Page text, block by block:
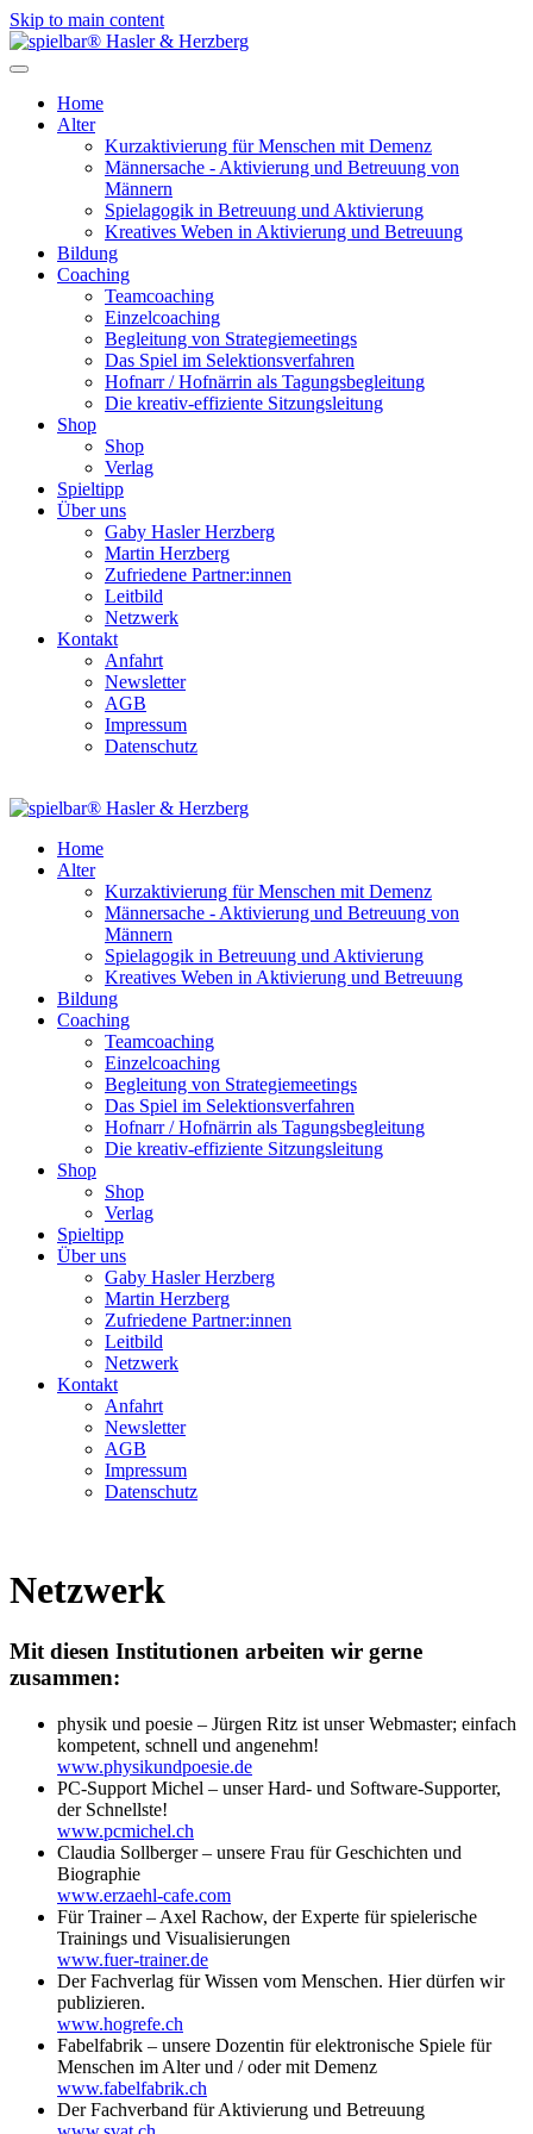
Skip to main content
Home
Alter
Kurzaktivierung für Menschen mit Demenz
Männersache - Aktivierung und Betreuung von
Männern
Spielagogik in Betreuung und Aktivierung
Kreatives Weben in Aktivierung und Betreuung
Bildung
Coaching
Teamcoaching
Einzelcoaching
Begleitung von Strategiemeetings
Das Spiel im Selektionsverfahren
Hofnarr / Hofnärrin als Tagungsbegleitung
Die kreativ-effiziente Sitzungsleitung
Shop
Shop
Verlag
Spieltipp
Über uns
Gaby Hasler Herzberg
Martin Herzberg
Zufriedene Partner:innen
Leitbild
Netzwerk
Kontakt
Anfahrt
Newsletter
AGB
Impressum
Datenschutz
Home
Alter
Kurzaktivierung für Menschen mit Demenz
Männersache - Aktivierung und Betreuung von
Männern
Spielagogik in Betreuung und Aktivierung
Kreatives Weben in Aktivierung und Betreuung
Bildung
Coaching
Teamcoaching
Einzelcoaching
Begleitung von Strategiemeetings
Das Spiel im Selektionsverfahren
Hofnarr / Hofnärrin als Tagungsbegleitung
Die kreativ-effiziente Sitzungsleitung
Shop
Shop
Verlag
Spieltipp
Über uns
Gaby Hasler Herzberg
Martin Herzberg
Zufriedene Partner:innen
Leitbild
Netzwerk
Kontakt
Anfahrt
Newsletter
AGB
Impressum
Datenschutz
Netzwerk
Mit diesen Institutionen arbeiten wir gerne
zusammen:
physik und poesie – Jürgen Ritz ist unser Webmaster; einfach
kompetent, schnell und angenehm!
www.physikundpoesie.de
PC-Support Michel – unser Hard- und Software-Supporter,
der Schnellste!
www.pcmichel.ch
Claudia Sollberger – unsere Frau für Geschichten und
Biographie
www.erzaehl-cafe.com
Für Trainer – Axel Rachow, der Experte für spielerische
Trainings und Visualisierungen
www.fuer-trainer.de
Der Fachverlag für Wissen vom Menschen. Hier dürfen wir
publizieren.
www.hogrefe.ch
Fabelfabrik – unsere Dozentin für elektronische Spiele für
Menschen im Alter und / oder mit Demenz
www.fabelfabrik.ch
Der Fachverband für Aktivierung und Betreuung